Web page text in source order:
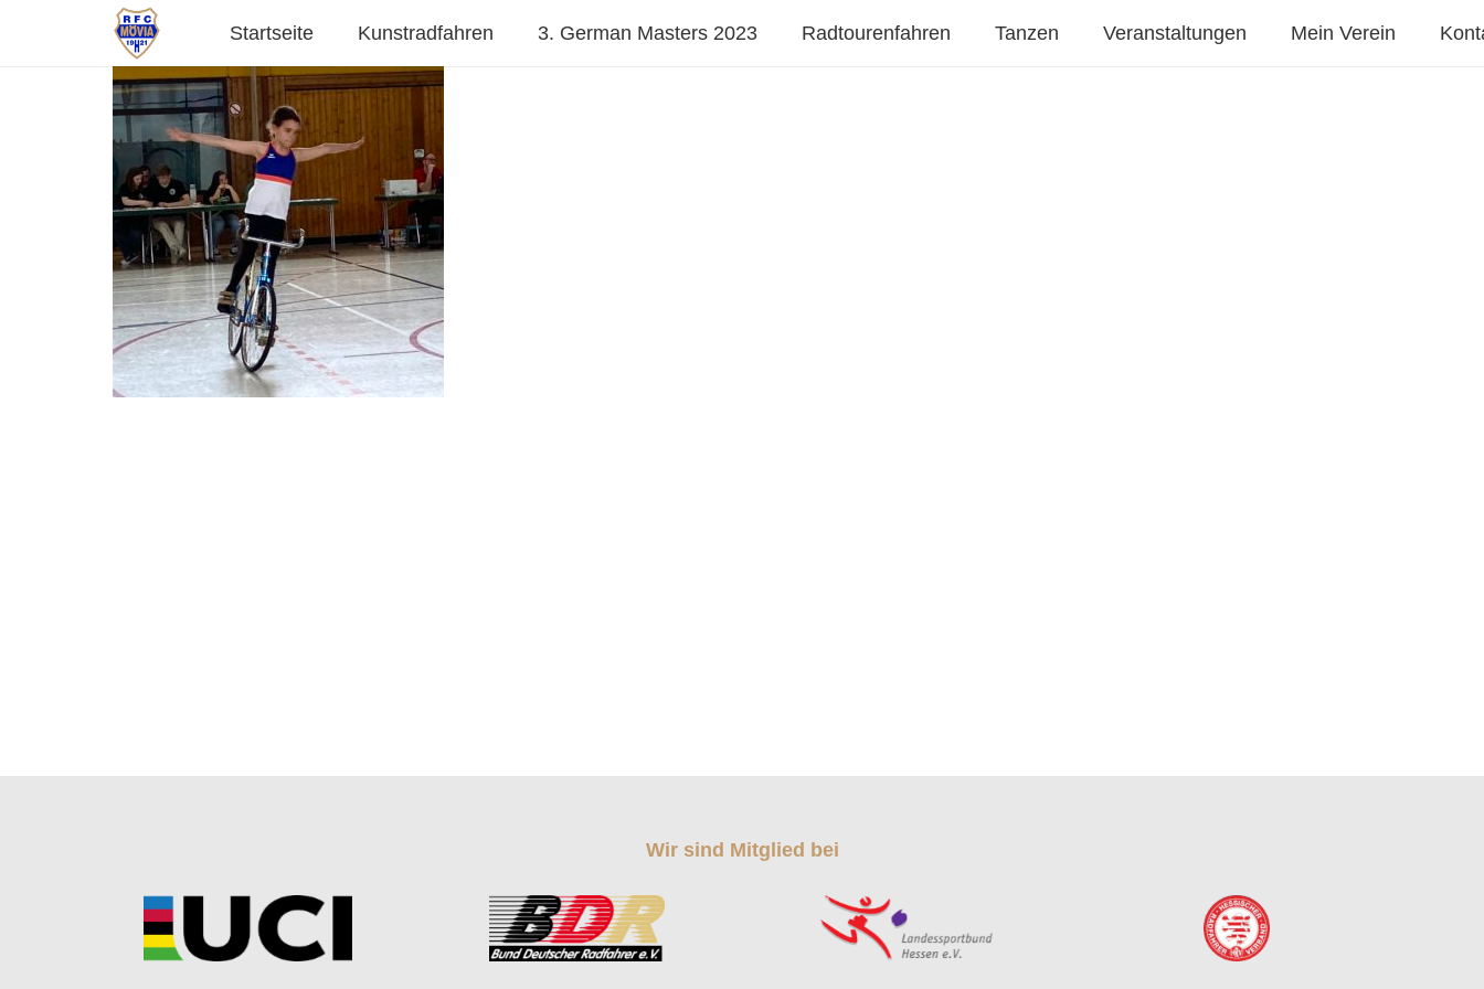
Startseite Kunstradfahren 3. German Masters 2023 Radtourenfahren Tanzen Veranstaltungen Mein Verein
Wir sind Mitglied bei